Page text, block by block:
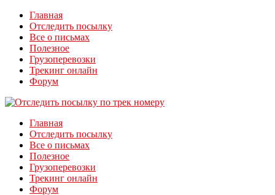
Главная
Отследить посылку
Все о письмах
Полезное
Грузоперевозки
Трекинг онлайн
Форум
Главная
Отследить посылку
Все о письмах
Полезное
Грузоперевозки
Трекинг онлайн
Форум